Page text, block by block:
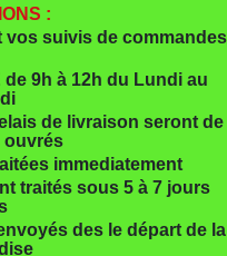
:
vos suivis de commandes
de 9h à 12h du Lundi au
de livraison seront de
ouvrés
immediatement
traités sous 5 à 7 jours
des le départ de la